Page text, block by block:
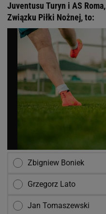
Juventusu Turyn i AS
Związku Piłki Nożnej, to:
Zbigniew Boniek
Grzegorz Lato
Jan Tomaszewski